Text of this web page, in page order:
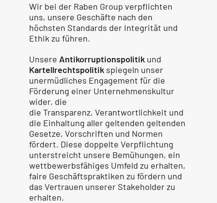
Wir bei der Raben Group verpflichten
uns, unsere Geschäfte nach den
höchsten Standards der Integrität und
Ethik zu führen.
Unsere Antikorruptionspolitik und
Kartellrechtspolitik spiegeln unser
unermüdliches Engagement für die
Förderung einer Unternehmenskultur
wider, die
die Transparenz, Verantwortlichkeit und
die Einhaltung aller geltenden geltenden
Gesetze, Vorschriften und Normen
fördert. Diese doppelte Verpflichtung
unterstreicht unsere Bemühungen, ein
wettbewerbsfähiges Umfeld zu erhalten,
faire Geschäftspraktiken zu fördern und
das Vertrauen unserer Stakeholder zu
erhalten.